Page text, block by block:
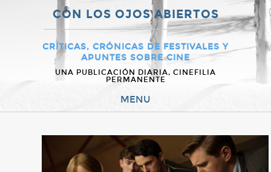
CON LOS OJOS ABIERTOS
CRÍTICAS, CRÓNICAS DE FESTIVALES Y
APUNTES SOBRE CINE
UNA PUBLICACIÓN DIARIA, CINEFILIA
PERMANENTE
MENU